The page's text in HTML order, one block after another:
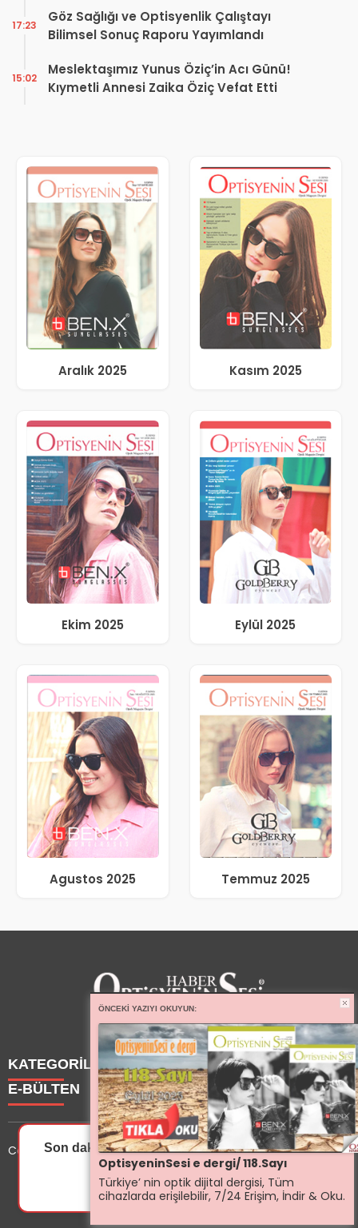
Göz Sağlığı ve Optisyenlik Çalıştayı
Bilimsel Sonuç Raporu Yayımlandı
17:23
Meslektaşımız Yunus Öziç’in Acı Günü!
Kıymetli Annesi Zaika Öziç Vefat Etti
15:02
Aralık 2025 Kasım 2025
Ekim 2025 Eylül 2025
Agustos 2025 Temmuz 2025
KATEGORİLER
Haberler
Yazarlarımız
Etkinlik
Dersler
E-BÜLTEN
optisyeninsesi.com e-bültenine abone olarak, tarafınıza
haber, duyuru ve kampanya içerikli e-postaların
gönderilmesini kabul etmiş olursunuz.
Copyright © 2025 OptisyeninSesi Tüm Hakları Saklıdır.
Son dakika gelişmelerinden ilk sen haberdar ol.
İzin Ver Sonra
ÖNCEKI YAZIYI OKUYUN:
OptisyeninSesi e dergi/ 118.Sayı
Türkiye’ nin optik dijital dergisi, Tüm
cihazlarda erişilebilir, 7/24 Erişim, İndir & Oku.